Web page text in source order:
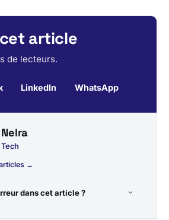
article
de lecteurs.
LinkedIn WhatsApp
→
dans cet article ?